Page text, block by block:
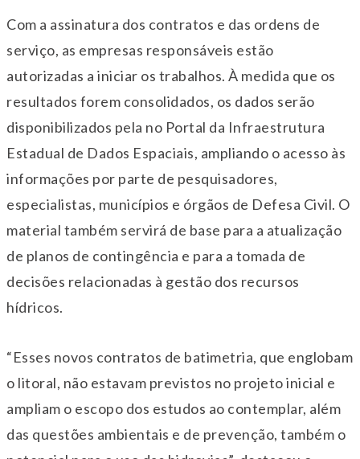
Com a assinatura dos contratos e das ordens de
serviço, as empresas responsáveis estão
autorizadas a iniciar os trabalhos. À medida que os
resultados forem consolidados, os dados serão
disponibilizados pela no Portal da Infraestrutura
Estadual de Dados Espaciais, ampliando o acesso às
informações por parte de pesquisadores,
especialistas, municípios e órgãos de Defesa Civil. O
material também servirá de base para a atualização
de planos de contingência e para a tomada de
decisões relacionadas à gestão dos recursos
hídricos.
“Esses novos contratos de batimetria, que englobam
o litoral, não estavam previstos no projeto inicial e
ampliam o escopo dos estudos ao contemplar, além
das questões ambientais e de prevenção, também o